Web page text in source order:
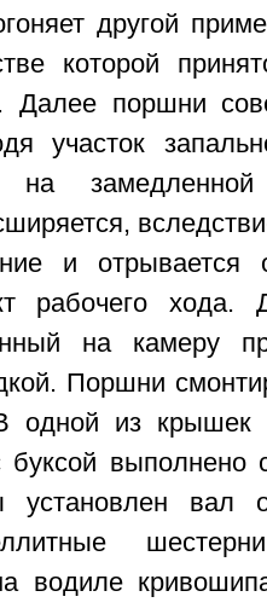
другой
которой
Далее поршни
участок
на
и отрывается
рабочего хода.
на камеру
Поршни
одной из крышек
выполнено
установлен вал
водиле